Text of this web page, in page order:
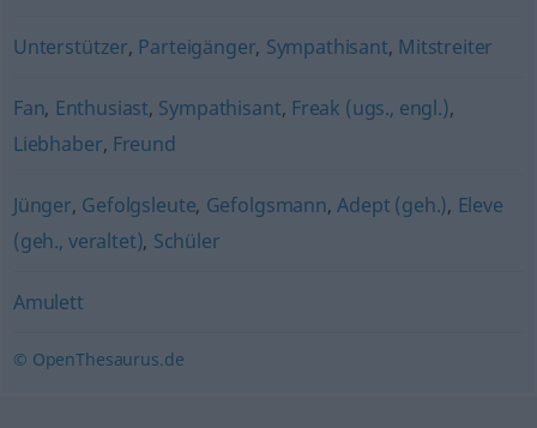
Unterstützer, Parteigänger, Sympathisant, Mitstreiter
Fan, Enthusiast, Sympathisant, Freak (ugs., engl.),
Liebhaber, Freund
Jünger, Gefolgsleute, Gefolgsmann,Adept (geh.), Eleve
(geh., veraltet), Schüler
Amulett
© OpenThesaurus.de